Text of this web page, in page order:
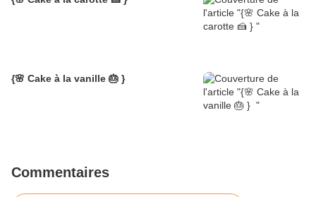
{🌸 Cake à la vanille 🎂 }
Commentaires